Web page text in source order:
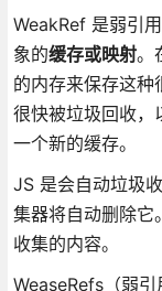
WeakRef 是弱引
象的缓存或映射。
的内存来保存这种
很快被垃圾回收，
一个新的缓存。
JS 是会自动垃圾
集器将自动删除它
收集的内容。
WeaseRefs（弱引